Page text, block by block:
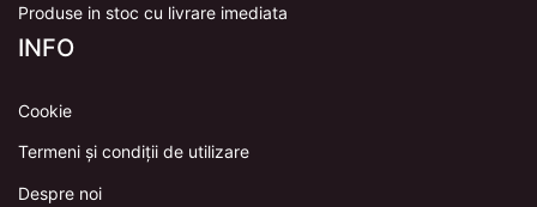
Produse in stoc cu livrare imediata
INFO
Cookie
Termeni și condiții de utilizare
Despre noi